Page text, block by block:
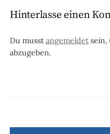
Hinterlasse einen
Du musst angemeldet sein,
abzugeben.